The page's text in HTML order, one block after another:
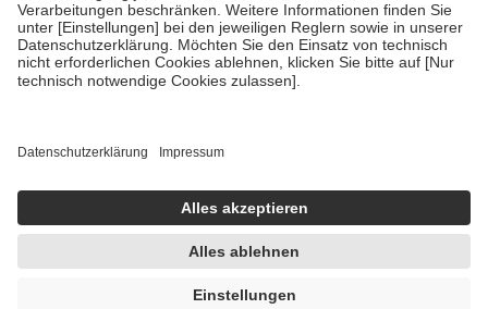
• Kindern und Jugendlichen bis zum vollendeten 18. Lebensjahr
mit Ausnahme der Fahrkosten
• Untersuchungen zur Vorsorge und Früherkennung, die von der
GKV getragen werden
Einholung von Bewertungen. Trusted Shops hat Maßnahmen
getroffen, um sicherzustellen, dass es sich um echte Bewertungen
handelt. Mehr Informationen findest du hier:
https://help.etrusted.com/hc/de/articles/4419944605341